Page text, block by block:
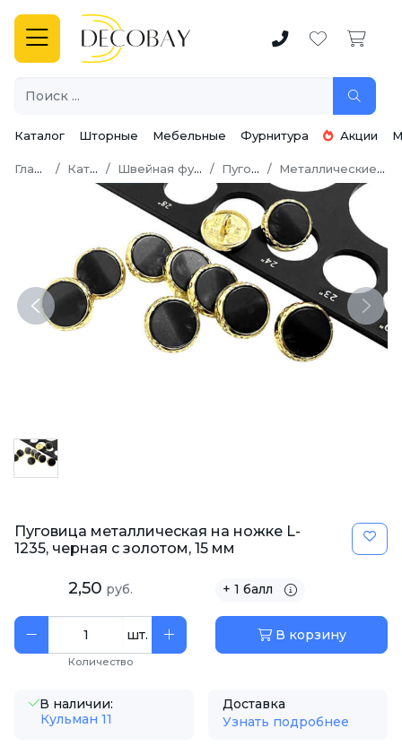
Каталог Шторные Мебельные Фурнитура Акции
Главная Каталог Швейная фурнитура Пуговицы Металлические пуговицы
Previous Next
Пуговица металлическая на ножке L-
1235, черная с золотом, 15 мм
2,50 руб. + 1 балл
шт.
Количество
В корзину
В наличии:
Кульман 11
Доставка
Узнать подробнее